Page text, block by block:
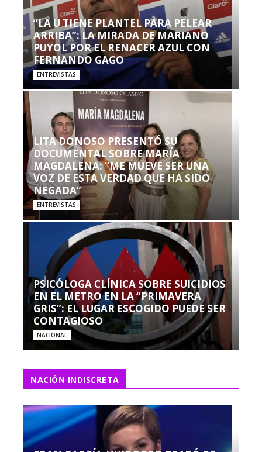
“LA U TIENE PLANTEL PARA PELEAR
ARRIBA”: LA MIRADA DE MARIANO
PUYOL POR EL RENACER AZUL CON
FERNANDO GAGO
ENTREVISTAS
LITA DONOSO PRESENTÓ SU
DOCUMENTAL SOBRE MARÍA
MAGDALENA: “ME MUEVE SER UNA
VOZ DE ESTA VERDAD QUE HA SIDO
NEGADA”
ENTREVISTAS
PSICÓLOGA CLÍNICA SOBRE SUICIDIOS
EN EL METRO EN LA “PRIMAVERA
GRIS”: EL LUGAR ESCOGIDO PUEDE SER
CONTAGIOSO
NACIONAL
NACIÓN INDISCRETA